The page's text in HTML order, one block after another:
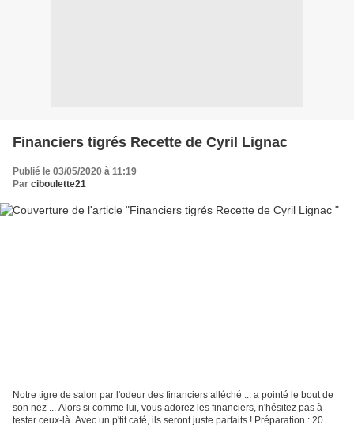
Financiers tigrés Recette de Cyril Lignac
Publié le 03/05/2020 à 11:19
Par ciboulette21
Notre tigre de salon par l'odeur des financiers alléché ... a pointé le bout de
son nez ... Alors si comme lui, vous adorez les financiers, n'hésitez pas à
tester ceux-là. Avec un p'tit café, ils seront juste parfaits ! Préparation : 20